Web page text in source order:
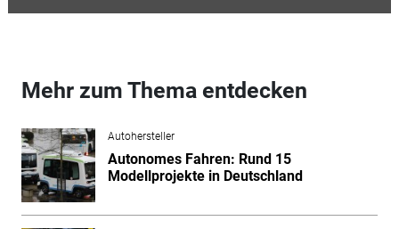
Mehr zum Thema entdecken
Autohersteller
Autonomes Fahren: Rund 15
Modellprojekte in Deutschland